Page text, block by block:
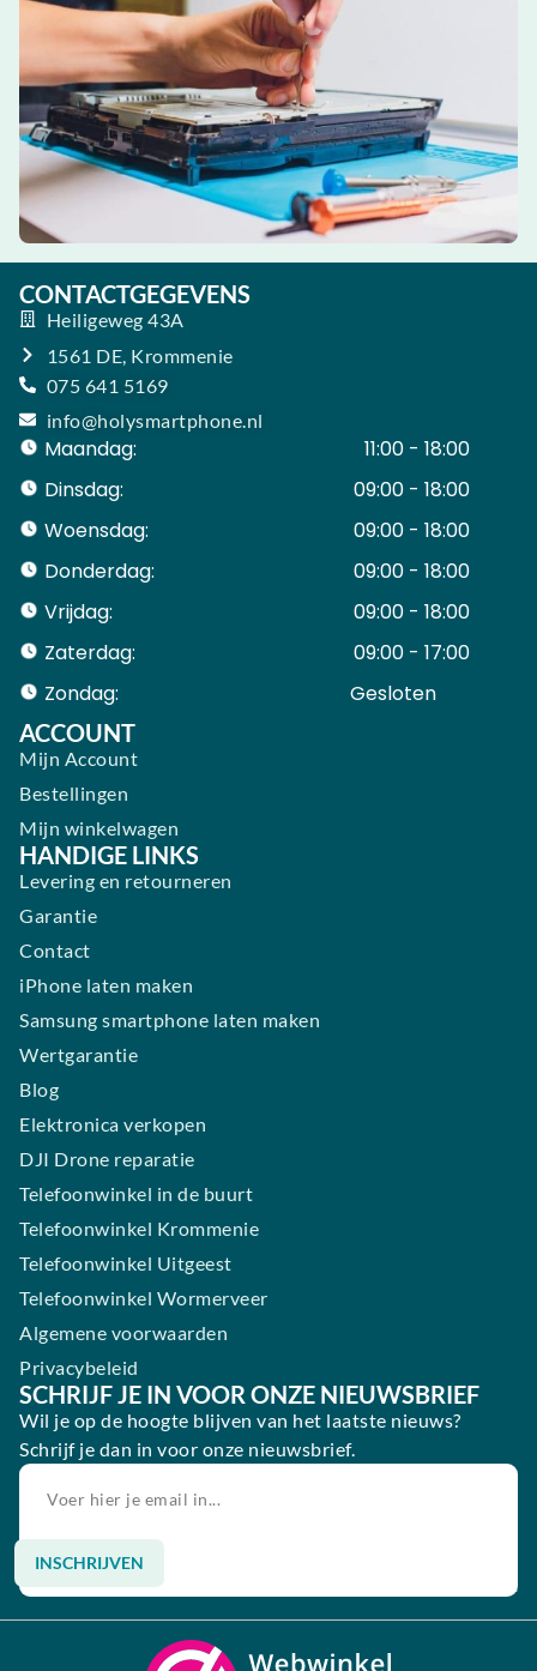
CONTACTGEGEVENS
Heiligeweg 43A
1561 DE, Krommenie
075 641 5169
info@holysmartphone.nl
Maandag:
11:00 - 18:00
Dinsdag:
09:00 - 18:00
Woensdag:
09:00 - 18:00
Donderdag:
09:00 - 18:00
Vrijdag:
09:00 - 18:00
Zaterdag:
09:00 - 17:00
Zondag:
Gesloten ​ ​ ​ ​ ​ ​ ​
ACCOUNT
Mijn Account
Bestellingen
Mijn winkelwagen
HANDIGE LINKS
Levering en retourneren
Garantie
Contact
iPhone laten maken
Samsung smartphone laten maken
Wertgarantie
Blog
Elektronica verkopen
DJI Drone reparatie
Telefoonwinkel in de buurt
Telefoonwinkel Krommenie
Telefoonwinkel Uitgeest
Telefoonwinkel Wormerveer
Algemene voorwaarden
Privacybeleid
SCHRIJF JE IN VOOR ONZE NIEUWSBRIEF
Wil je op de hoogte blijven van het laatste nieuws?
Schrijf je dan in voor onze nieuwsbrief.
INSCHRIJVEN
Alternative: